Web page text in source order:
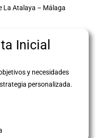
La Atalaya – Málaga
Inicial
y necesidades
personalizada.